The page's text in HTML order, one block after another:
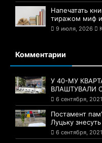
Напечатать
тиражом миф
9 июля, 2026
Комментарии
У 40-МУ
ВЛАШТУВАЛИ
6 сентября, 2021
Постамент
Луцьку
6 сентября, 2021